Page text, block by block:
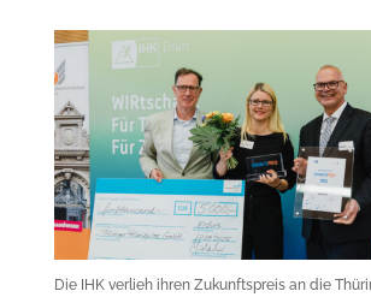
Die IHK verlieh ihren Zukunftspreis an die